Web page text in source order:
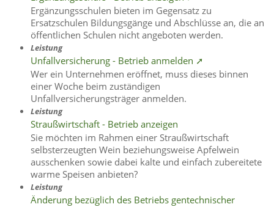
Ergänzungsschulen bieten im Gegensatz zu
Ersatzschulen Bildungsgänge und Abschlüsse an, die an
öffentlichen Schulen nicht angeboten werden.
Leistung
Unfallversicherung - Betrieb anmelden ➚
Wer ein Unternehmen eröffnet, muss dieses binnen
einer Woche beim zuständigen
Unfallversicherungsträger anmelden.
Leistung
Straußwirtschaft - Betrieb anzeigen
Sie möchten im Rahmen einer Straußwirtschaft
selbsterzeugten Wein beziehungsweise Apfelwein
ausschenken sowie dabei kalte und einfach zubereitete
warme Speisen anbieten?
Leistung
Änderung bezüglich des Betriebs gentechnischer